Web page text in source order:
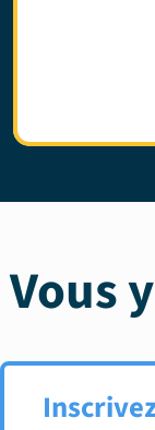
Vous